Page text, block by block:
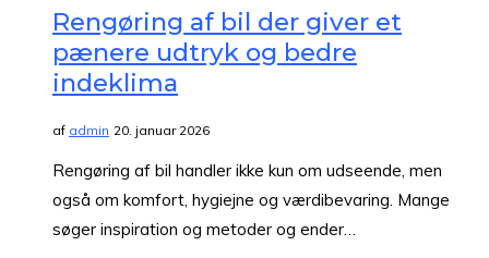
Rengøring af bil der giver et
pænere udtryk og bedre
indeklima
af admin 20. januar 2026
Rengøring af bil handler ikke kun om udseende, men
også om komfort, hygiejne og værdibevaring. Mange
søger inspiration og metoder og ender…